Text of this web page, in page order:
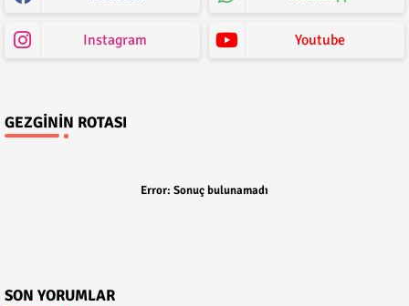
Instagram Youtube
GEZGININ ROTASI
Error: Sonuç bulunamadı
SON YORUMLAR